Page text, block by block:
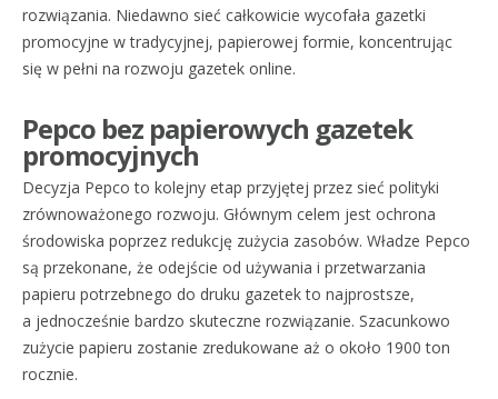
rozwiązania. Niedawno sieć całkowicie wycofała gazetki
promocyjne w tradycyjnej, papierowej formie, koncentrując
się w pełni na rozwoju gazetek online.
Pepco bez papierowych gazetek
promocyjnych
Decyzja Pepco to kolejny etap przyjętej przez sieć polityki
zrównoważonego rozwoju. Głównym celem jest ochrona
środowiska poprzez redukcję zużycia zasobów. Władze Pepco
są przekonane, że odejście od używania i przetwarzania
papieru potrzebnego do druku gazetek to najprostsze,
a jednocześnie bardzo skuteczne rozwiązanie. Szacunkowo
zużycie papieru zostanie zredukowane aż o około 1900 ton
rocznie.